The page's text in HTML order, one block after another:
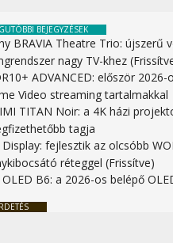
BEJEGYZÉSEK
BRAVIA Theatre Trio: újszerű
nagy TV-khez
ADVANCED: először 2026-
Video streaming tartalmakkal
TITAN Noir: a 4K házi
tagja
Display: fejlesztik az olcsóbb
réteggel (Frissítve)
OLED B6: a 2026-os belépő